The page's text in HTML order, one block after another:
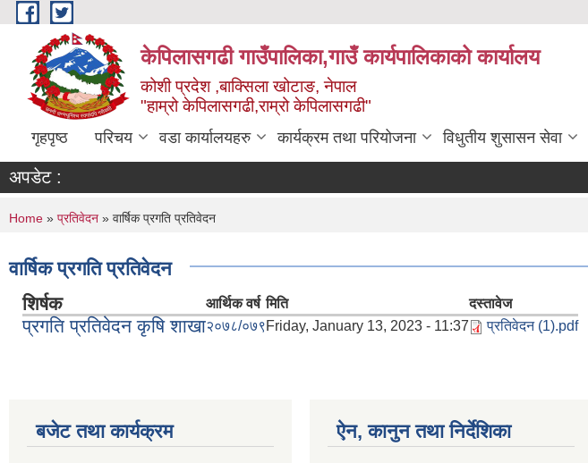
Skip to main content
केपिलासगढी गाउँपालिका,गाउँ कार्यपालिकाको कार्यालय
कोशी प्रदेश ,बाक्सिला खोटाङ, नेपाल
"हाम्रो केपिलासगढी,राम्रो केपिलासगढी"
गृहपृष्ठ परिचय वडा कार्यालयहरु कार्यक्रम तथा परियोजना विधुतीय शुसासन सेवा
अपडेट :
You are here
Home » प्रतिवेदन » वार्षिक प्रगति प्रतिवेदन
वार्षिक प्रगति प्रतिवेदन
शिर्षक आर्थिक वर्ष मिति दस्तावेज
प्रगति प्रतिवेदन कृषि शाखा२०७८/०७९Friday, January 13, 2023 - 11:37 प्रतिवेदन (1).pdf
बजेट तथा कार्यक्रम ऐन, कानुन तथा निर्देशिका